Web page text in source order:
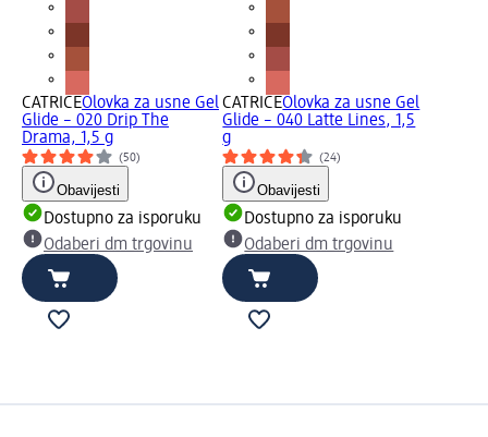
CATRICEOlovka za usne Gel
Glide – 020 Drip The
Drama, 1,5 g
(50)
Obavijesti
Dostupno za isporuku
Odaberi dm trgovinu
CATRICEOlovka za usne Gel
Glide – 040 Latte Lines, 1,5
g
(24)
Obavijesti
Dostupno za isporuku
Odaberi dm trgovinu